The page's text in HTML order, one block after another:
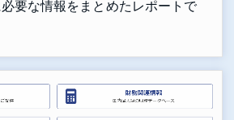
要な情報をまとめたレポートで